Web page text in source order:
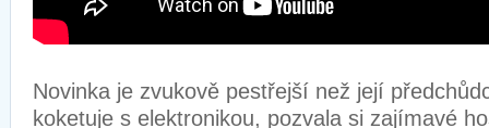
Novinka je zvukově pestřejší než její
koketuje s elektronikou, pozvala si zajímavé